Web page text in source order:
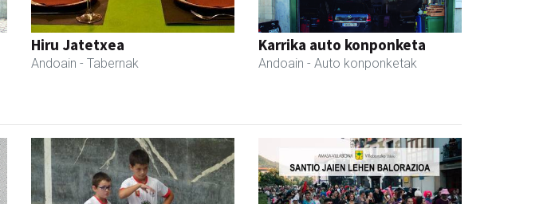
Hiru Jatetxea
Andoain - Tabernak
Karrika auto konponketa
Andoain - Auto konponketak